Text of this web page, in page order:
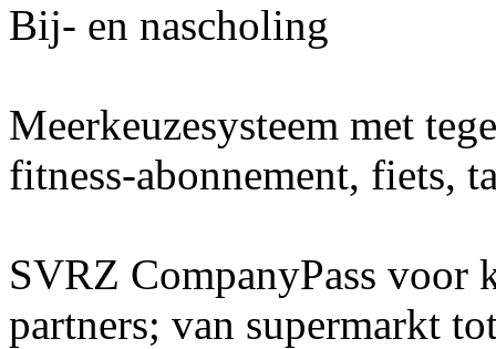
Bij- en nascholing
Meerkeuzesysteem met
fitness-abonnement, fiets,
SVRZ CompanyPass voor
partners; van supermarkt